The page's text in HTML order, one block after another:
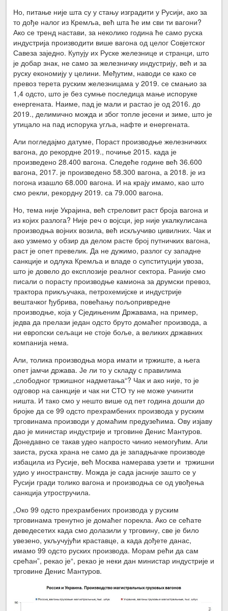
Но, питање није шта су у стању изградити у Русији, ако за
то дође налог из Кремља, већ шта ће им сви ти вагони?
Ако се тренд настави, за неколико година ће само руска
индустрија производити више вагона од целог Совјетског
Савеза заједно. Купују их Руске железнице и странци, што
је добар знак, не само за железничку индустрију, већ и за
руску економију у целини. Међутим, наводи се како се
превоз терета руским железницама у 2019. се смањио за
1,4 одсто, што је без сумње последица мање испоруке
енергената. Наиме, пад је мали и растао је од 2016. до
2019., делимично можда и због топле јесени и зиме, што је
утицало на пад испорука угља, нафте и енергената.
Али погледајмо датуме, Пораст производње железничких
вагона, до рекордне 2019., почиње 2015. када је
произведено 28.400 вагона. Следеће године већ 36.600
вагона, 2017. је произведено 58.300 вагона, а 2018. је из
погона изашло 68.000 вагона. И на крају имамо, као што
смо рекли, рекордну 2019. са 79.000 вагона.
Но, тема није Украјина, већ стреловит раст броја вагона и
из којих разлога? Није реч о војсци, јер није укалкулисана
производња војних возила, већ искључиво цивилних. Чак и
ако узмемо у обзир да делом расте број путничких вагона,
раст је опет превелик. Да не дужимо, разлог су западне
санкције и одлука Кремља и владе о супституцији увоза,
што је довело до експлозије реалног сектора. Раније смо
писали о порасту производње камиона за друмски превоз,
трактора прикључака, петрохемијске и индустрије
вештачког ђубрива, повећању пољопривредне
производње, која у Сједињеним Државама, на пример,
једва да прелази један одсто бруто домаћег производа, а
ни европски сељаци не стоје боље, а великих државних
компанија нема.
Али, толика производња мора имати и тржиште, а њега
опет јамчи држава. Је ли то у складу с правилима
„слободног тржишног надметања“? Чак и ако није, то је
одговор на санкције и чак ни СТО ту не може учинити
ништа. И тако смо у нешто више од пет година дошли до
бројке да се 99 одсто прехрамбених производа у руским
трговинама производи у домаћим предузећима. Ову изјаву
дао је министар индустрије и трговине Денис Мантуров.
Донедавно се такав удео напросто чинио немогућим. Али
заиста, руска храна не само да је западњачке производе
избацила из Русије, већ Москва намерава узети и тржишни
удио у иностранству. Можда је сада јасније зашто се у
Русији гради толико вагона и производња се од увођења
санкција утростручила.
„Око 99 одсто прехрамбених производа у руским
трговинама тренутно је домаћег порекла. Ако се сећате
деведесетих када смо долазили у трговину, све је било
увезено, укључујући краставце, а када дођете данас,
имамо 99 одсто руских производа. Морам рећи да сам
срећан”, рекао је“, рекао је неки дан министар индустрије и
трговине Денис Мантуров.